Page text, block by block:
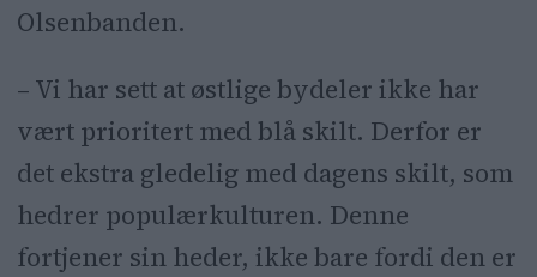
Olsenbanden.
– Vi har sett at østlige bydeler ikke har
vært prioritert med blå skilt. Derfor er
det ekstra gledelig med dagens skilt, som
hedrer populærkulturen. Denne
fortjener sin heder, ikke bare fordi den er